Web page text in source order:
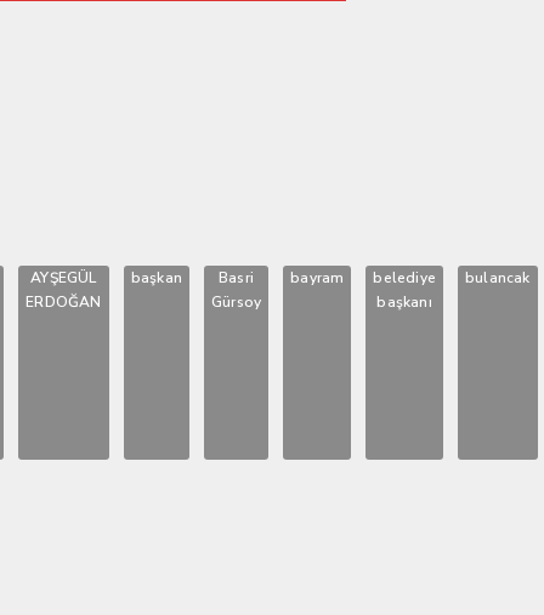
AYŞEGÜL
ERDOĞAN
başkan
Basri
Gürsoy
bayram
belediye
başkanı
bulancak